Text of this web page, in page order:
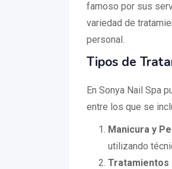
famoso por sus
variedad de
personal.
Tipos de
En Sonya Nail Spa
entre los que se
Manicura y
utilizando
Tratamientos